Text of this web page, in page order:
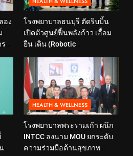
อง
ด
โรงพยาบาลธนบุรี ตัดริบบิ้น
เปิดตัวศูนย์ฟื้นพลังก้าว เอื้อม
ยืน เดิน (Robotic
เทคโนโลยีสุดล้ำ หุ่นยนต์ฝึก
เดิน มาเพิ่มประสิทธิภาพ
HEALTH & WELLNESS
โรงพยาบาลพระรามเก้า ผนึก
INTCC ลงนาม MOU ยกระดับ
ความร่วมมือด้านสุขภาพ